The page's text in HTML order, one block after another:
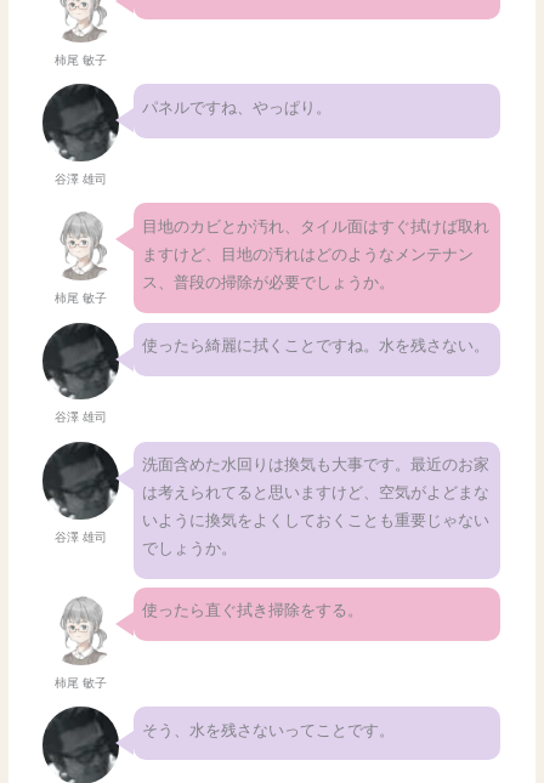
柿尾 敏子
谷澤 雄司
パネルですね、やっぱり。
柿尾 敏子
目地のカビとか汚れ、タイル面はすぐ拭けば取れ
ますけど、目地の汚れはどのようなメンテナン
ス、普段の掃除が必要でしょうか。
谷澤 雄司
使ったら綺麗に拭くことですね。水を残さない。
谷澤 雄司
洗面含めた水回りは換気も大事です。最近のお家
は考えられてると思いますけど、空気がよどまな
いように換気をよくしておくことも重要じゃない
でしょうか。
柿尾 敏子
使ったら直ぐ拭き掃除をする。
そう、水を残さないってことです。